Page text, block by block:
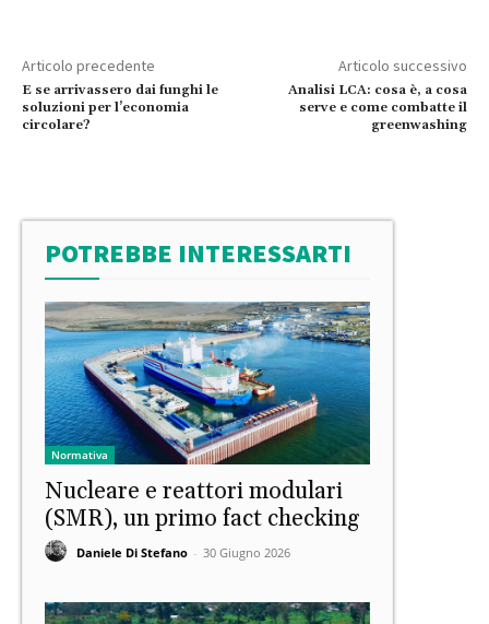
Articolo precedente
E se arrivassero dai funghi le
soluzioni per l’economia
circolare?
Articolo successivo
Analisi LCA: cosa è, a cosa
serve e come combatte il
greenwashing
POTREBBE INTERESSARTI
Normativa
Nucleare e reattori modulari
(SMR), un primo fact checking
Daniele Di Stefano - 30 Giugno 2026